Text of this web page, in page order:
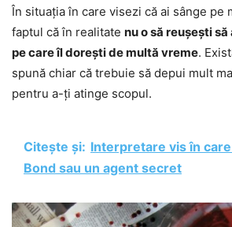
În situația în care visezi că ai sânge pe
faptul că în realitate nu o să reușești
pe care îl dorești de multă vreme.
spună chiar că trebuie să depui mult
pentru a-ți atinge scopul.
Citește și: Interpretare vis în
Bond sau un agent secret